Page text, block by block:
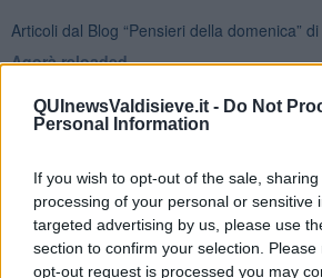
QUInewsValdisieve.it - Do Not
Personal Information
If you wish to opt-out of the sale,
processing of your personal or sensitive
targeted advertising by us, please use
section to confirm your selection.
opt-out request is processed you may
Articoli dal Blog “Pensieri della domenica”
​Agorà reloaded
​L’urlo e gli inglesi
Carrà
Europei
Acciaio
Il Presidente
​Il Giro
Insopportabile